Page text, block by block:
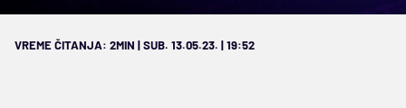
VREME ČITANJA: 2MIN | SUB. 13.05.23. | 19:52